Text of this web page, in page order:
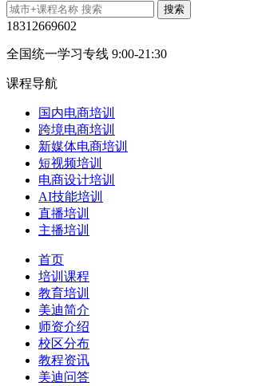
18312669602
全国统一学习专线 9:00-21:30
课程导航
国内电商培训
跨境电商培训
新媒体电商培训
短视频培训
电商设计培训
AI技能培训
直播培训
主播培训
首页
培训课程
教育培训
美迪简介
师资介绍
校区分布
教程资讯
美迪问答